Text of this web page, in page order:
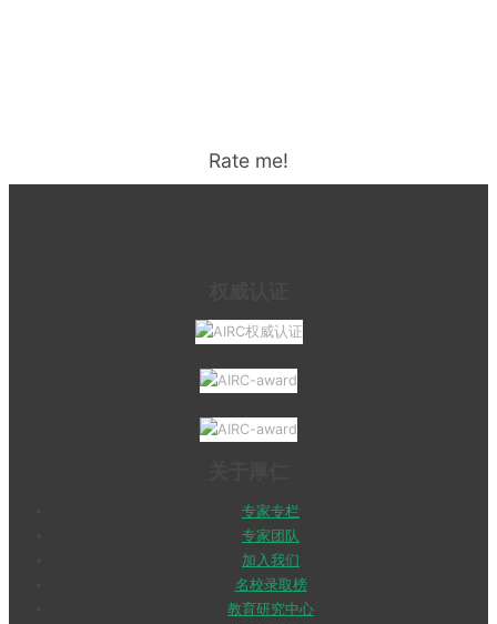
Rate me!
专家专栏
专家团队
加入我们
名校录取榜
教育研究中心